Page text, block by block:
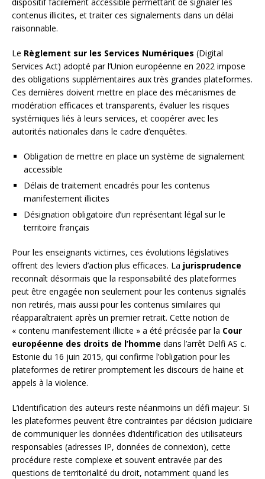
contenus illicites, et traiter ces signalements dans un délai
raisonnable.
Le Règlement sur les Services Numériques (Digital
Services Act) adopté par l’Union européenne en 2022 impose
des obligations supplémentaires aux très grandes plateformes.
Ces dernières doivent mettre en place des mécanismes de
modération efficaces et transparents, évaluer les risques
systémiques liés à leurs services, et coopérer avec les
autorités nationales dans le cadre d’enquêtes.
Obligation de mettre en place un système de signalement
accessible
Délais de traitement encadrés pour les contenus
manifestement illicites
Désignation obligatoire d’un représentant légal sur le
territoire français
Pour les enseignants victimes, ces évolutions législatives
offrent des leviers d’action plus efficaces. La jurisprudence
reconnaît désormais que la responsabilité des plateformes
peut être engagée non seulement pour les contenus signalés
non retirés, mais aussi pour les contenus similaires qui
réapparaîtraient après un premier retrait. Cette notion de
« contenu manifestement illicite » a été précisée par la Cour
européenne des droits de l’homme dans l’arrêt Delfi AS c.
Estonie du 16 juin 2015, qui confirme l’obligation pour les
plateformes de retirer promptement les discours de haine et
appels à la violence.
L’identification des auteurs reste néanmoins un défi majeur. Si
les plateformes peuvent être contraintes par décision judiciaire
de communiquer les données d’identification des utilisateurs
responsables (adresses IP, données de connexion), cette
procédure reste complexe et souvent entravée par des
questions de territorialité du droit, notamment quand les